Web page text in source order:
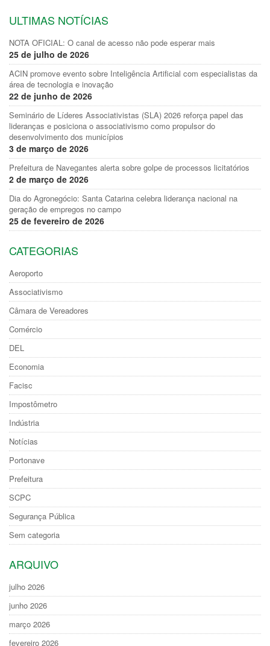
ULTIMAS NOTÍCIAS
NOTA OFICIAL: O canal de acesso não pode esperar mais
25 de julho de 2026
ACIN promove evento sobre Inteligência Artificial com especialistas da
área de tecnologia e inovação
22 de junho de 2026
Seminário de Líderes Associativistas (SLA) 2026 reforça papel das
lideranças e posiciona o associativismo como propulsor do
desenvolvimento dos municípios
3 de março de 2026
Prefeitura de Navegantes alerta sobre golpe de processos licitatórios
2 de março de 2026
Dia do Agronegócio: Santa Catarina celebra liderança nacional na
geração de empregos no campo
25 de fevereiro de 2026
CATEGORIAS
Aeroporto
Associativismo
Câmara de Vereadores
Comércio
DEL
Economia
Facisc
Impostômetro
Indústria
Notícias
Portonave
Prefeitura
SCPC
Segurança Pública
Sem categoria
ARQUIVO
julho 2026
junho 2026
março 2026
fevereiro 2026